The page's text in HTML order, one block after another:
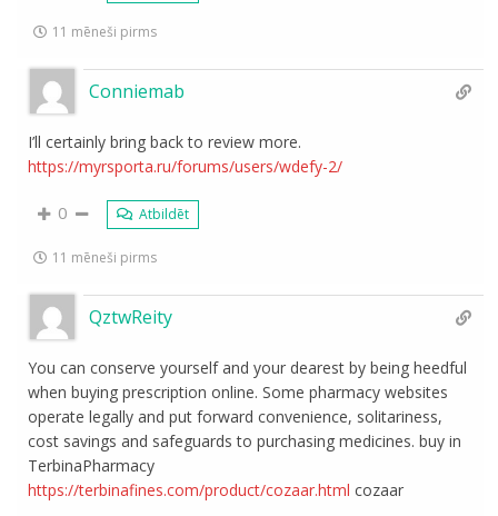
11 mēneši pirms
Conniemab
I’ll certainly bring back to review more.
https://myrsporta.ru/forums/users/wdefy-2/
0 Atbildēt
11 mēneši pirms
QztwReity
You can conserve yourself and your dearest by being heedful
when buying prescription online. Some pharmacy websites
operate legally and put forward convenience, solitariness,
cost savings and safeguards to purchasing medicines. buy in
TerbinaPharmacy
https://terbinafines.com/product/cozaar.html cozaar